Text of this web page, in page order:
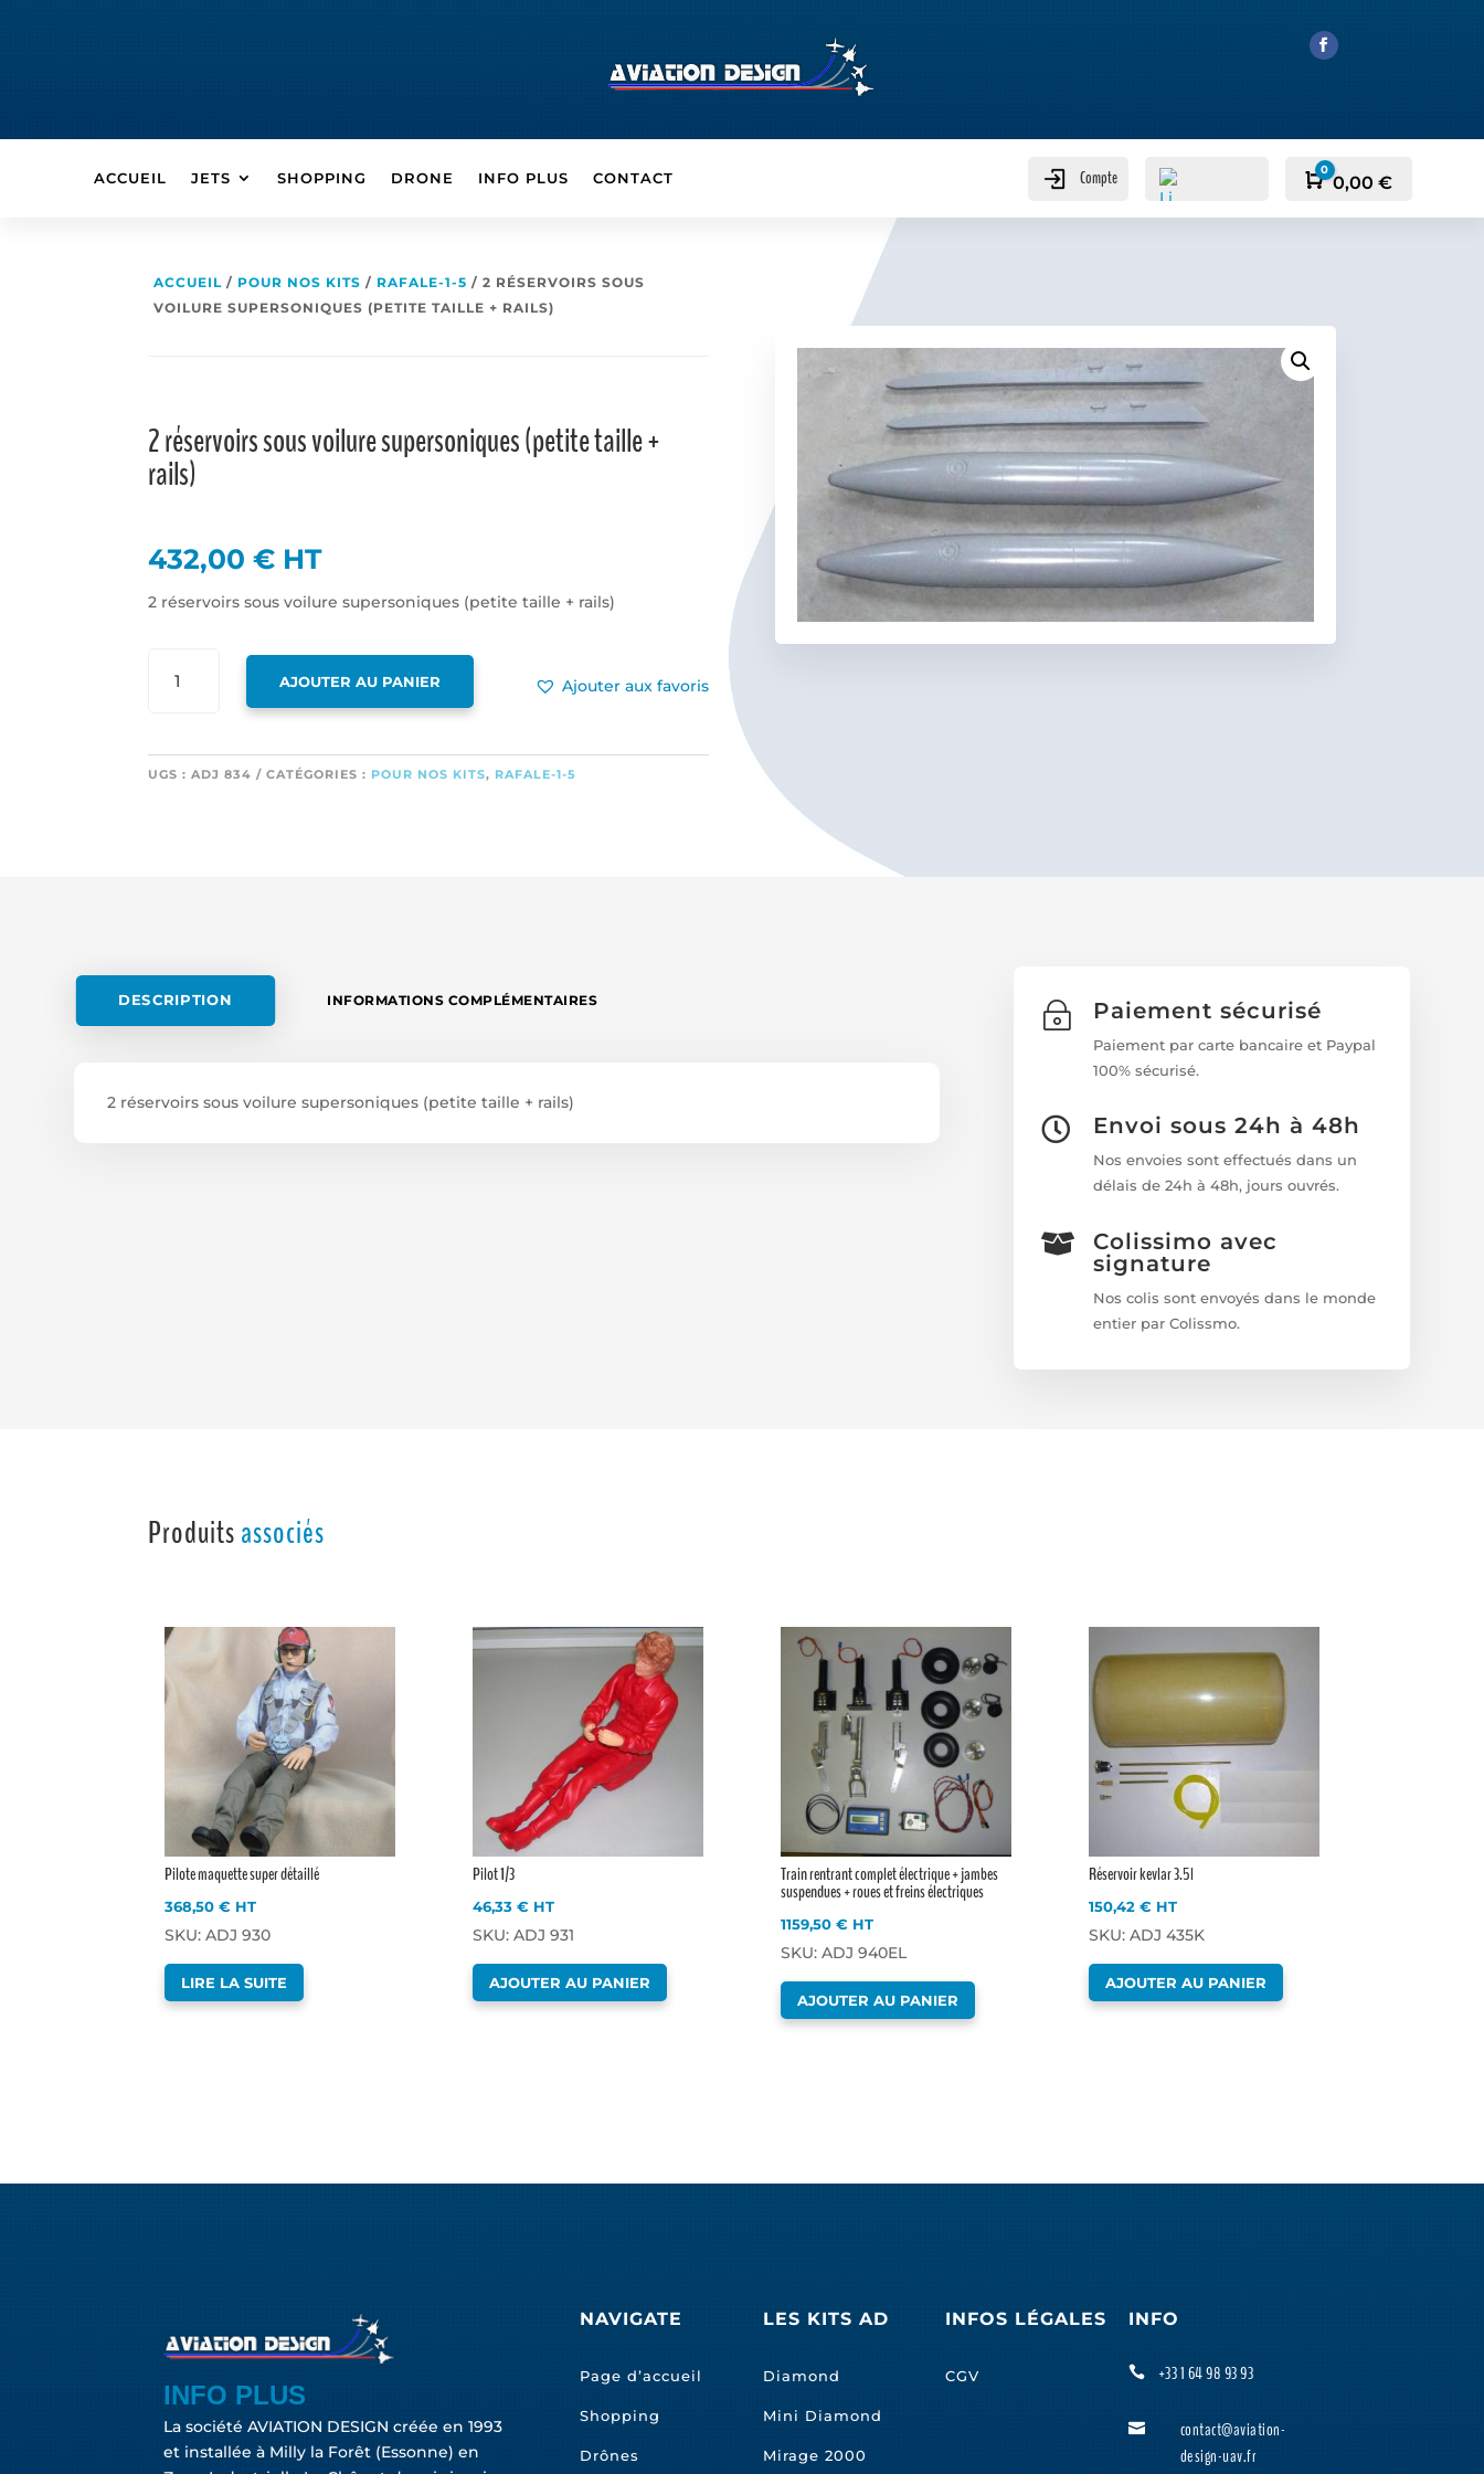
ACCUEIL JETS SHOPPING DRONE INFO PLUS CONTACT Compte
Favoris
Panier
0
0,00€
ACCUEIL / POUR NOS KITS / RAFALE-1-5 / 2 RÉSERVOIRS SOUS
VOILURE SUPERSONIQUES (PETITE TAILLE + RAILS)
2 réservoirs sous voilure supersoniques (petite taille +
rails)
432,00€ HT
2 réservoirs sous voilure supersoniques (petite taille + rails)
AJOUTER AU PANIER Ajouter aux favoris
UGS :ADJ 834 CATÉGORIES : POUR NOS KITS, RAFALE-1-5
DESCRIPTION INFORMATIONS COMPLÉMENTAIRES
2 réservoirs sous voilure supersoniques (petite taille + rails)
~ Paiement sécurisé
Paiement par carte bancaire et Paypal
100% sécurisé.
 Envoi sous 24h à 48h
Nos envoies sont effectués dans un
délais de 24h à 48h, jours ouvrés.

Colissimo avec
signature
Nos colis sont envoyés dans le monde
entier par Colissmo.
Produitsassociés
Pilote maquette super détaillé
368,50€ HT
SKU: ADJ 930
LIRE LA SUITE
Pilot 1/3
46,33€ HT
SKU: ADJ 931
AJOUTER AU PANIER
Train rentrant complet électrique + jambes
suspendues + roues et freins électriques
1159,50€ HT
SKU: ADJ 940EL
AJOUTER AU PANIER
Réservoir kevlar 3.5l
150,42€ HT
SKU: ADJ 435K
AJOUTER AU PANIER
INFO PLUS
La société AVIATION DESIGN créée en 1993
et installée à Milly la Forêt (Essonne) en
NAVIGATE
Page d’accueil
Shopping
Drônes
LES KITS AD
Diamond
Mini Diamond
Mirage 2000
INFOS LÉGALES
CGV
INFO
 +33 1 64 98 93 93

contact@aviation-
design-uav.fr